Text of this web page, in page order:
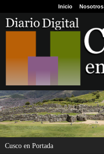
Inicio Nosotros
Cusco en Portada